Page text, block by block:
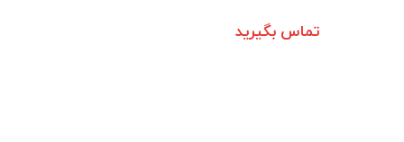
تماس بگیرید